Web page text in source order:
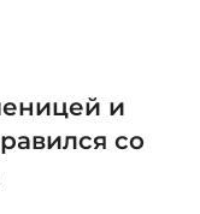
и
со